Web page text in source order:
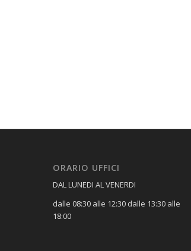
ORARIO UFFICI
DAL LUNEDI AL VENERDI
dalle 08:30 alle 12:30 dalle 13:30 alle
18:00